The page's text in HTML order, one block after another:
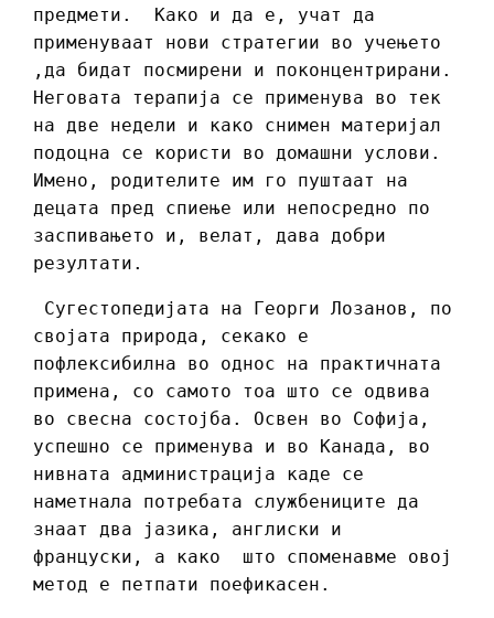
предмети. Како и да е, учат да
применуваат нови стратегии во учењето
,да бидат посмирени и поконцентрирани.
Неговата терапија се применува во тек
на две недели и како снимен материјал
подоцна се користи во домашни услови.
Имено, родителите им го пуштаат на
децата пред спиење или непосредно по
заспивањето и, велат, дава добри
резултати.
Сугестопедијата на Георги Лозанов, по
својата природа, секако е
пофлексибилна во однос на практичната
примена, со самото тоа што се одвива
во свесна состојба. Освен во Софија,
успешно се применува и во Канада, во
нивната администрација каде се
наметнала потребата службениците да
знаат два јазика, англиски и
француски, а како што споменавме овој
метод е петпати поефикасен.